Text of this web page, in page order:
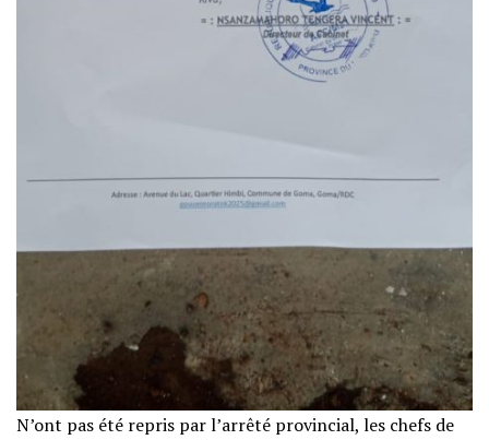
N’ont pas été repris par l’arrêté provincial, les chefs de